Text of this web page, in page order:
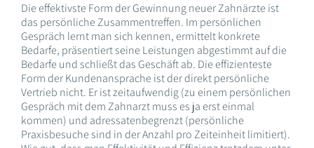
Die effektivste Form der Gewinnung neuer Zahnärzte ist
das persönliche Zusammentreffen. Im persönlichen
Gespräch lernt man sich kennen, ermittelt konkrete
Bedarfe, präsentiert seine Leistungen abgestimmt auf die
Bedarfe und schließt das Geschäft ab. Die effizienteste
Form der Kundenansprache ist der direkt persönliche
Vertrieb nicht. Er ist zeitaufwendig (zu einem persönlichen
Gespräch mit dem Zahnarzt muss es ja erst einmal
kommen) und adressatenbegrenzt (persönliche
Praxisbesuche sind in der Anzahl pro Zeiteinheit limitiert).